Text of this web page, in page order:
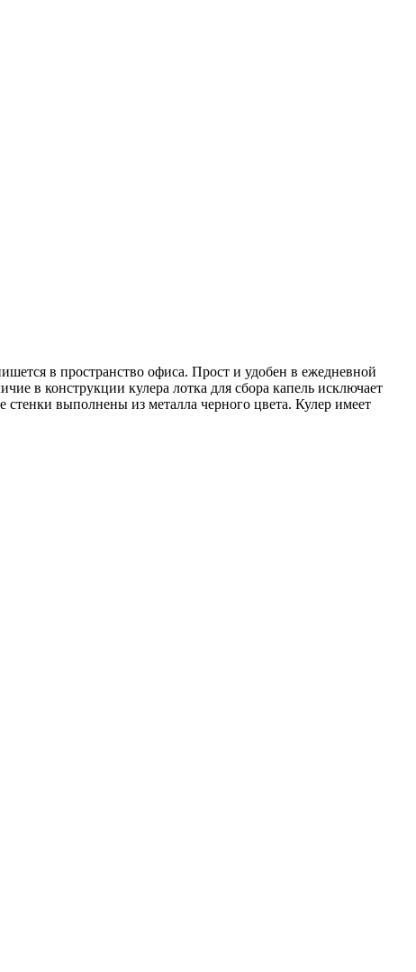
в пространство офиса. Прост и удобен в ежедневной
в конструкции кулера лотка для сбора капель исключает
выполнены из металла черного цвета. Кулер имеет